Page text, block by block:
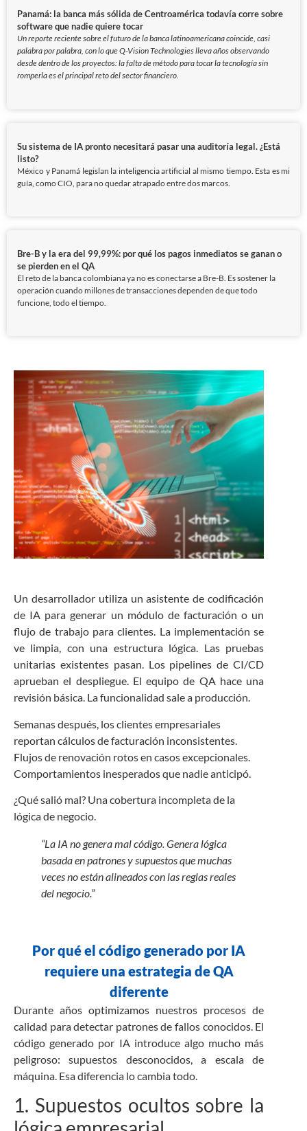
Panamá: la banca más sólida de Centroamérica todavía corre sobre
software que nadie quiere tocar
Un reporte reciente sobre el futuro de la banca latinoamericana coincide, casi
palabra por palabra, con lo que Q-Vision Technologies lleva años observando
desde dentro de los proyectos: la falta de método para tocar la tecnología sin
romperla es el principal reto del sector financiero.
Su sistema de IA pronto necesitará pasar una auditoría legal. ¿Está
listo?
México y Panamá legislan la inteligencia artificial al mismo tiempo. Esta es mi
guía, como CIO, para no quedar atrapado entre dos marcos.
Bre-B y la era del 99,99%: por qué los pagos inmediatos se ganan o
se pierden en el QA
El reto de la banca colombiana ya no es conectarse a Bre-B. Es sostener la
operación cuando millones de transacciones dependen de que todo
funcione, todo el tiempo.
Un desarrollador utiliza un asistente de codificación
de IA para generar un módulo de facturación o un
flujo de trabajo para clientes. La implementación se
ve limpia, con una estructura lógica. Las pruebas
unitarias existentes pasan. Los pipelines de CI/CD
aprueban el despliegue. El equipo de QA hace una
revisión básica. La funcionalidad sale a producción.
Semanas después, los clientes empresariales
reportan cálculos de facturación inconsistentes.
Flujos de renovación rotos en casos excepcionales.
Comportamientos inesperados que nadie anticipó.
¿Qué salió mal? Una cobertura incompleta de la
lógica de negocio.
“La IA no genera mal código. Genera lógica
basada en patrones y supuestos que muchas
veces no están alineados con las reglas reales
del negocio.”
Por qué el código generado por IA
requiere una estrategia de QA
diferente
Durante años optimizamos nuestros procesos de
calidad para detectar patrones de fallos conocidos. El
código generado por IA introduce algo mucho más
peligroso: supuestos desconocidos, a escala de
máquina. Esa diferencia lo cambia todo.
1. Supuestos ocultos sobre la